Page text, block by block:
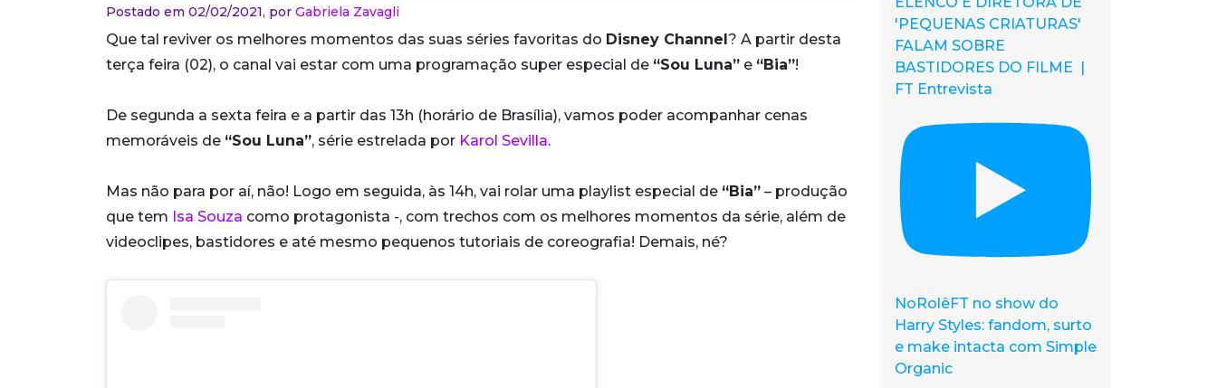
Postado em 02/02/2021, por Gabriela Zavagli
Que tal reviver os melhores momentos das suas séries favoritas do Disney Channel ? A partir desta
terça feira (02), o canal vai estar com uma programação super especial de “Sou Luna” e “Bia”!
De segunda a sexta feira e a partir das 13h (horário de Brasília), vamos poder acompanhar cenas
memoráveis de “Sou Luna”, série estrelada por Karol Sevilla.
Mas não para por aí, não! Logo em seguida, às 14h, vai rolar uma playlist especial de “Bia” – produção
que tem Isa Souza como protagonista -, com trechos com os melhores momentos da série, além de
videoclipes, bastidores e até mesmo pequenos tutoriais de coreografia! Demais, né?
'PEQUENAS CRIATURAS'
FALAM SOBRE
BASTIDORES DO FILME |
FT Entrevista
NoRolêFT no show do
Harry Styles: fandom, surto
e make intacta com Simple
Organic